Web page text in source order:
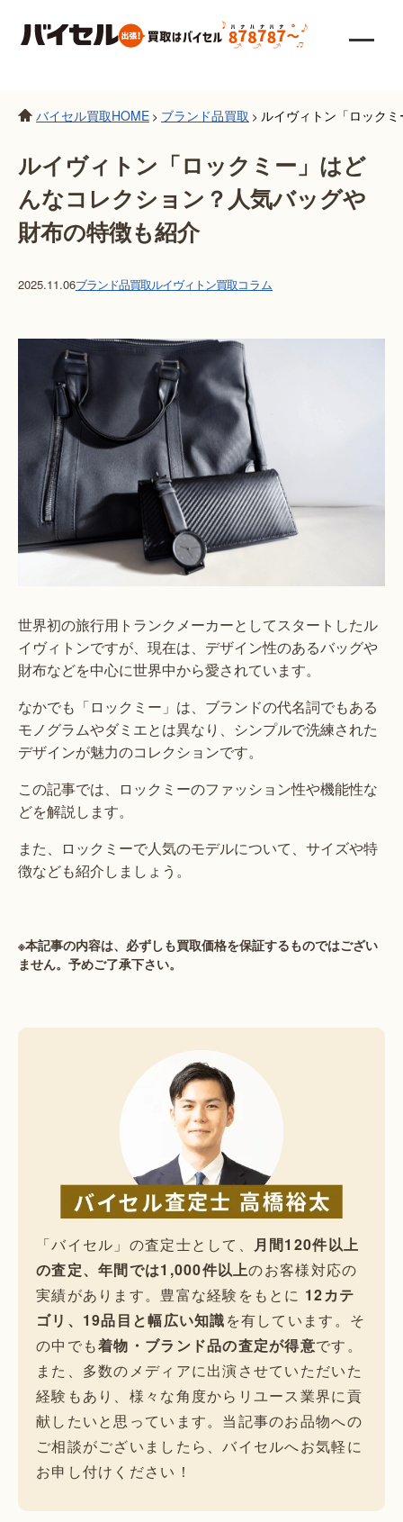
バイセル買取HOME > ブランド品買取 > ルイヴィトン「ロック
ルイヴィトン「ロックミー」はど
んなコレクション？人気バッグや
財布の特徴も紹介
2025.11.06ブランド品買取ルイヴィトン買取コラム
世界初の旅行用トランクメーカーとしてスタートしたル
イヴィトンですが、現在は、デザイン性のあるバッグや
財布などを中心に世界中から愛されています。
なかでも「ロックミー」は、ブランドの代名詞でもある
モノグラムやダミエとは異なり、シンプルで洗練された
デザインが魅力のコレクションです。
この記事では、ロックミーのファッション性や機能性な
どを解説します。
また、ロックミーで人気のモデルについて、サイズや特
徴なども紹介しましょう。
※本記事の内容は、必ずしも買取価格を保証するものではござい
ません。予めご了承下さい。
「バイセル」の査定士として、 月間120件以上
の査定、年間では1,000件以上のお客様対応の
実績があります。豊富な経験をもとに 12カテ
ゴリ、19品目と幅広い知識を有しています。そ
の中でも着物・ブランド品の査定が得意です。
また、多数のメディアに出演させていただいた
経験もあり、様々な角度からリユース業界に貢
献したいと思っています。当記事のお品物への
ご相談がございましたら、バイセルへお気軽に
お申し付けください！